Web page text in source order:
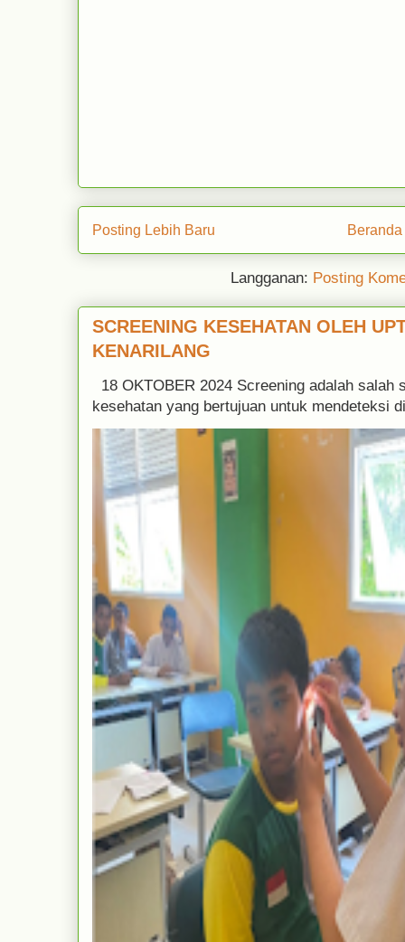
Posting Lebih Baru Beranda
Langganan: Posting
SCREENING KESEHATAN OLEH
KENARILANG
18 OKTOBER 2024 Screening adalah salah
kesehatan yang bertujuan untuk mendeteksi